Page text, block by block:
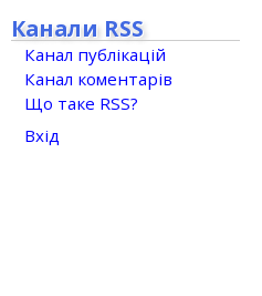
Канали RSS
Канал публікацій
Канал коментарів
Що таке RSS?
Вхід